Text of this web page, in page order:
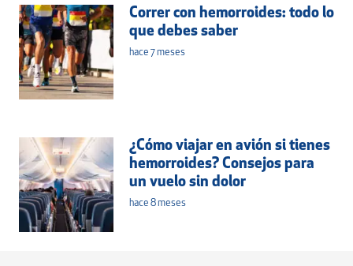
Correr con hemorroides: todo lo
que debes saber
hace 7 meses
¿Cómo viajar en avión si tienes
hemorroides? Consejos para
un vuelo sin dolor
hace 8 meses